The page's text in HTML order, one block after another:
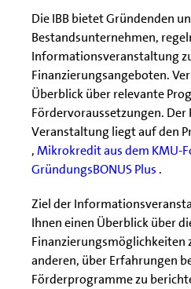
Die IBB bietet Gründenden
Bestandsunternehmen,
Informationsveranstaltung
Finanzierungsangeboten.
Überblick über relevante
Fördervoraussetzungen. Der
Veranstaltung liegt auf den
,Mikrokredit aus dem KMU-
GründungsBONUS Plus .
Ziel der
Ihnen einen Überblick über
Finanzierungsmöglichkeiten
anderen, über Erfahrungen
Förderprogramme zu